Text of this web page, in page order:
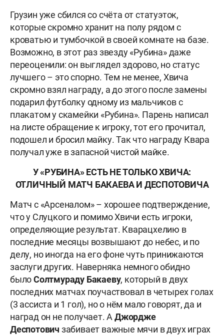
Грузин уже сбился со счёта от статуэток,
которые скромно хранит на полу рядом с
кроватью и тумбочкой в своей комнате на базе.
Возможно, в этот раз звезду «Рубина» даже
переоценили: он выглядел здорово, но статус
лучшего – это спорно. Тем не менее, Хвича
скромно взял награду, а до этого после замены
подарил футболку одному из мальчиков с
плакатом у скамейки «Рубина». Парень написал
на листе обращение к игроку, тот его прочитал,
подошел и бросил майку. Так что награду Квара
получал уже в запасной чистой майке.
У «РУБИНА» ЕСТЬ НЕ ТОЛЬКО ХВИЧА:
ОТЛИЧНЫЙ МАТЧ БАКАЕВА И ДЕСПОТОВИЧА
Матч с «Арсеналом» – хорошее подтверждение,
что у Слуцкого и помимо Хвичи есть игроки,
определяющие результат. Кварацхелию в
последние месяцы возвышают до небес, и по
делу, но иногда на его фоне чуть принижаются
заслуги других. Наверняка немного обидно
былоСолтмураду Бакаеву, который в двух
последних матчах поучаствовал в четырех голах
(3 ассиста и 1 гол), но о нём мало говорят, да и
наград он не получает. АДжордже
Деспотович забивает важные мячи в двух играх